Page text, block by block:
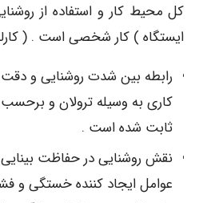
کل محیط کار و استفاده از
ایستگاه ) کار شخصی است . ( کارلسون
رابطه بین شدت روشنایی و
کاری به وسیله ترولان و
ثابت شده است .
نقش روشنایی در حفاظت
عوامل ایجاد کننده خستگی و